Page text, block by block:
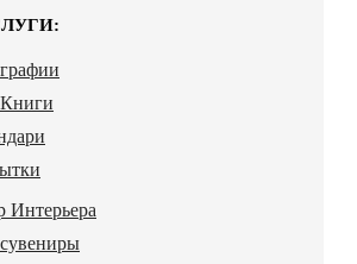
Интерьера